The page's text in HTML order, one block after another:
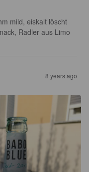
mild, eiskalt löscht
Radler aus Limo
8 years ago